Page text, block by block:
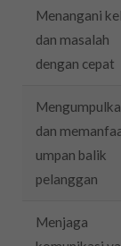
Menangani
dan masalah
dengan cepat
dan
umpan balik
pelanggan
Menjaga